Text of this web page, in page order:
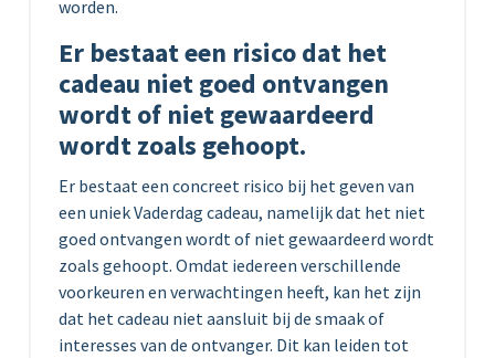
worden.
Er bestaat een risico dat het
cadeau niet goed ontvangen
wordt of niet gewaardeerd
wordt zoals gehoopt.
Er bestaat een concreet risico bij het geven van
een uniek Vaderdag cadeau, namelijk dat het niet
goed ontvangen wordt of niet gewaardeerd wordt
zoals gehoopt. Omdat iedereen verschillende
voorkeuren en verwachtingen heeft, kan het zijn
dat het cadeau niet aansluit bij de smaak of
interesses van de ontvanger. Dit kan leiden tot